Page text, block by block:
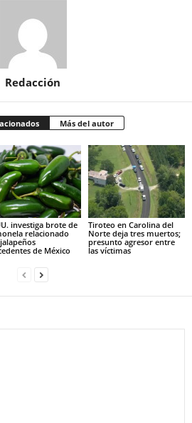
Redacción
Más del autor
investiga brote de
relacionado
de México
Tiroteo en Carolina del
Norte deja tres muertos;
presunto agresor entre
las víctimas